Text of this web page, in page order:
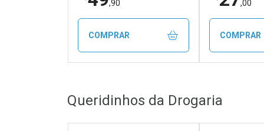
,90
COMPRAR
Laboratório
Por Menos
,00
COMPRAR
Por
Queridinhos da Drogaria